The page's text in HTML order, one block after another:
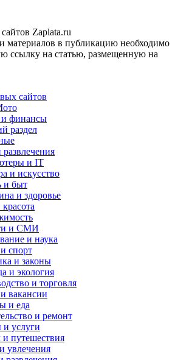
Zaplata.ru
материалов в публикацию необходимо
ссылку на статью, размещенную на
сайтов
и финансы
раздел
и IT
и искусство
и быт
и здоровье
и СМИ
и наука
спорт
и законы
и экология
и торговля
вакансии
и еда
и ремонт
и услуги
и путешествия
увлечения